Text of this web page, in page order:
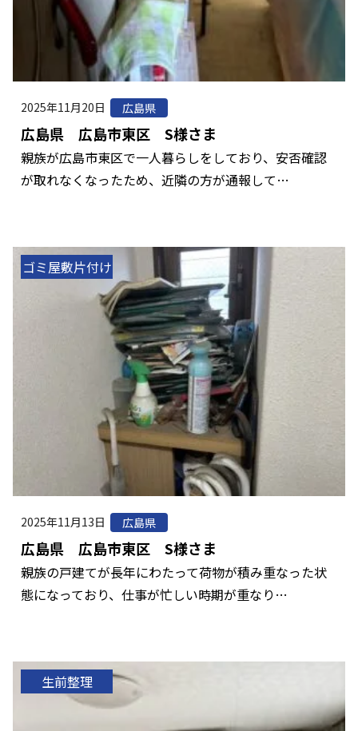
2025年11月20日 広島県
広島県 広島市東区 S様さま
親族が広島市東区で一人暮らしをしており、安否確認
が取れなくなったため、近隣の方が通報して…
ゴミ屋敷片付け
2025年11月13日 広島県
広島県 広島市東区 S様さま
親族の戸建てが長年にわたって荷物が積み重なった状
態になっており、仕事が忙しい時期が重なり…
生前整理